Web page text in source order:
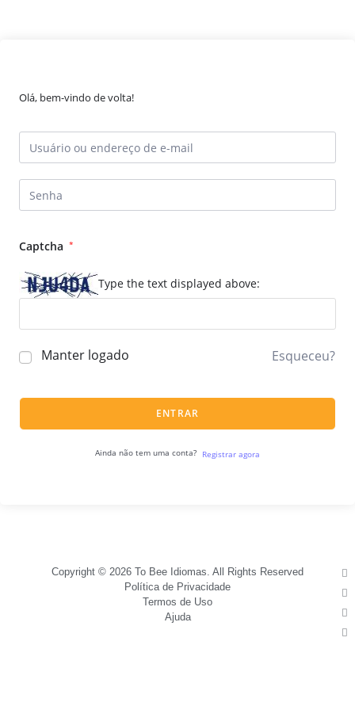
Olá, bem-vindo de volta!
Captcha *
Type the text displayed above:
Manter logado Esqueceu?
ENTRAR
Ainda não tem uma conta? Registrar agora
Copyright © 2026 To Bee Idiomas. All Rights Reserved
Política de Privacidade
Termos de Uso
Ajuda